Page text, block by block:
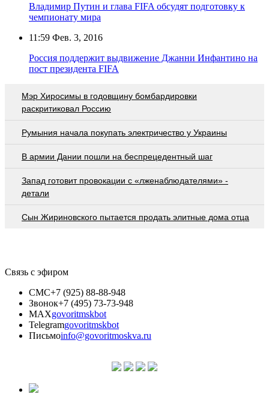
Владимир Путин и глава FIFA обсудят подготовку к
чемпионату мира
11:59 Фев. 3, 2016
Россия поддержит выдвижение Джанни Инфантино на
пост президента FIFA
Мэр Хиросимы в годовщину бомбардировки
раскритиковал Россию
Румыния начала покупать электричество у Украины
В армии Дании пошли на беспрецедентный шаг
Запад готовит провокации с «лженаблюдателями» -
детали
Сын Жириновского пытается продать элитные дома отца
Связь с эфиром
СМС+7 (925) 88-88-948
Звонок+7 (495) 73-73-948
MAXgovoritmskbot
Telegramgovoritmskbot
Письмоinfo@govoritmoskva.ru